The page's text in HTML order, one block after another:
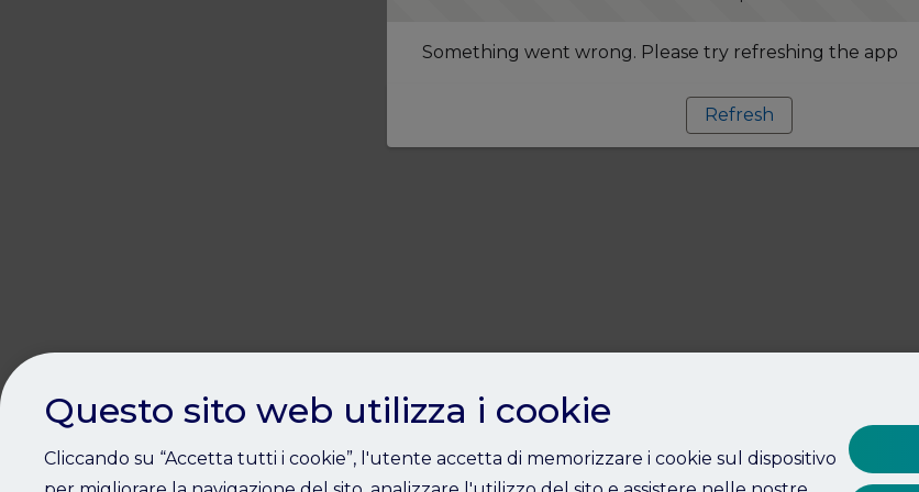
Something went wrong. Please try refreshing the app
Refresh
Questo sito web utilizza i cookie
Cliccando su “Accetta tutti i cookie”, l'utente accetta di memorizzare i cookie sul dispositivo